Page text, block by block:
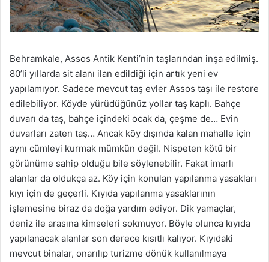
Behramkale, Assos Antik Kenti’nin taşlarından inşa edilmiş.
80’li yıllarda sit alanı ilan edildiği için artık yeni ev
yapılamıyor. Sadece mevcut taş evler Assos taşı ile restore
edilebiliyor. Köyde yürüdüğünüz yollar taş kaplı. Bahçe
duvarı da taş, bahçe içindeki ocak da, çeşme de… Evin
duvarları zaten taş… Ancak köy dışında kalan mahalle için
aynı cümleyi kurmak mümkün değil. Nispeten kötü bir
görünüme sahip olduğu bile söylenebilir. Fakat imarlı
alanlar da oldukça az. Köy için konulan yapılanma yasakları
kıyı için de geçerli. Kıyıda yapılanma yasaklarının
işlemesine biraz da doğa yardım ediyor. Dik yamaçlar,
deniz ile arasına kimseleri sokmuyor. Böyle olunca kıyıda
yapılanacak alanlar son derece kısıtlı kalıyor. Kıyıdaki
mevcut binalar, onarılıp turizme dönük kullanılmaya